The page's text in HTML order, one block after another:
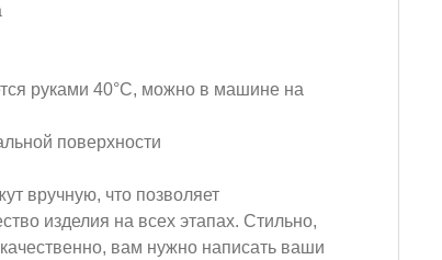
руками 40°C, можно в машине на
поверхности
вручную, что позволяет
изделия на всех этапах. Стильно,
вам нужно написать ваши